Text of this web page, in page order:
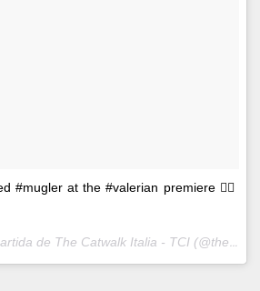
#mugler at the #valerian premiere 👍🏻
Una publicación compartida de The Catwalk Italia - TCI (@thecatwalkitalia) el